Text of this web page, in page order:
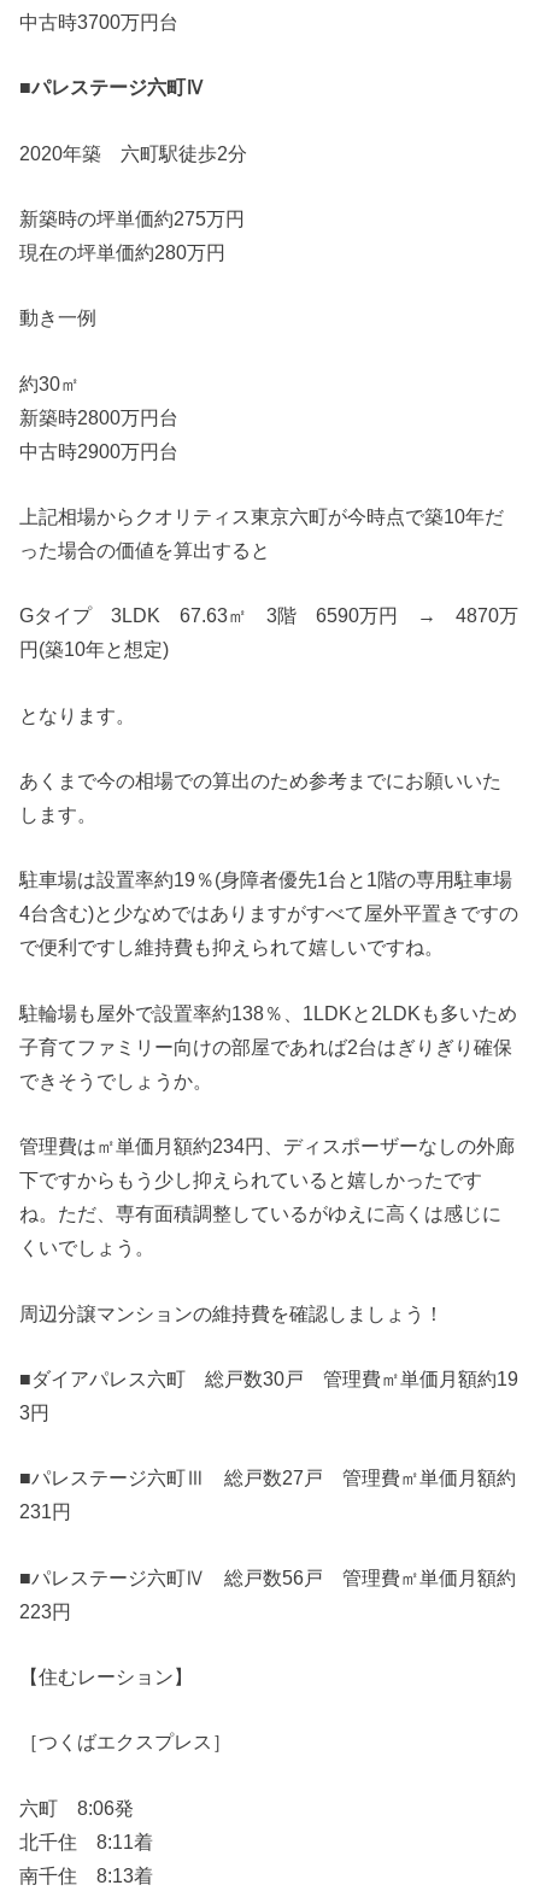
中古時3700万円台
■パレステージ六町Ⅳ
2020年築 六町駅徒歩2分
新築時の坪単価約275万円
現在の坪単価約280万円
動き一例
約30㎡
新築時2800万円台
中古時2900万円台
上記相場からクオリティス東京六町が今時点で築10年だ
った場合の価値を算出すると
Gタイプ 3LDK 67.63㎡ 3階 6590万円 → 4870万
円(築10年と想定)
となります。
あくまで今の相場での算出のため参考までにお願いいた
します。
駐車場は設置率約19％(身障者優先1台と1階の専用駐車場
4台含む)と少なめではありますがすべて屋外平置きですの
で便利ですし維持費も抑えられて嬉しいですね。
駐輪場も屋外で設置率約138％、1LDKと2LDKも多いため
子育てファミリー向けの部屋であれば2台はぎりぎり確保
できそうでしょうか。
管理費は㎡単価月額約234円、ディスポーザーなしの外廊
下ですからもう少し抑えられていると嬉しかったです
ね。ただ、専有面積調整しているがゆえに高くは感じに
くいでしょう。
周辺分譲マンションの維持費を確認しましょう！
■ダイアパレス六町 総戸数30戸 管理費㎡単価月額約19
3円
■パレステージ六町Ⅲ 総戸数27戸 管理費㎡単価月額約
231円
■パレステージ六町Ⅳ 総戸数56戸 管理費㎡単価月額約
223円
【住むレーション】
［つくばエクスプレス］
六町 8:06発
北千住 8:11着
南千住 8:13着